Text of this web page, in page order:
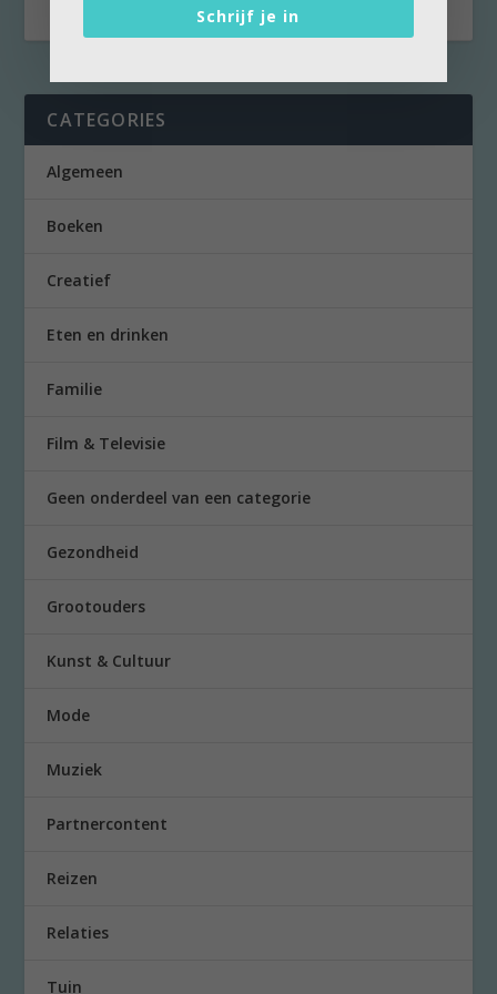
CATEGORIES
Algemeen
Boeken
Creatief
Eten en drinken
Familie
Film & Televisie
Geen onderdeel van een categorie
Gezondheid
Grootouders
Kunst & Cultuur
Mode
Muziek
Partnercontent
Reizen
Relaties
Tuin
Schrijf je in